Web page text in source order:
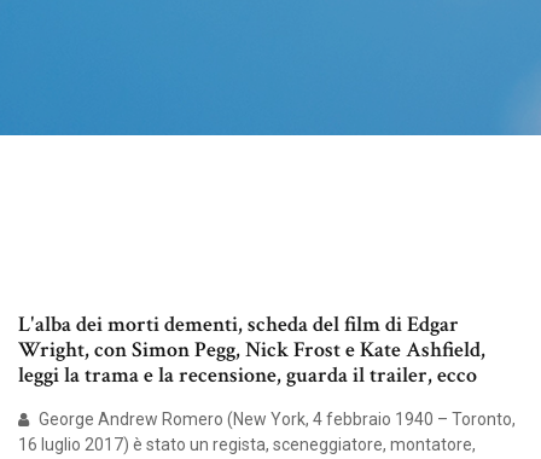
L'alba dei morti dementi, scheda del film di Edgar
Wright, con Simon Pegg, Nick Frost e Kate Ashfield,
leggi la trama e la recensione, guarda il trailer, ecco
George Andrew Romero (New York, 4 febbraio 1940 – Toronto,
16 luglio 2017) è stato un regista, sceneggiatore, montatore,